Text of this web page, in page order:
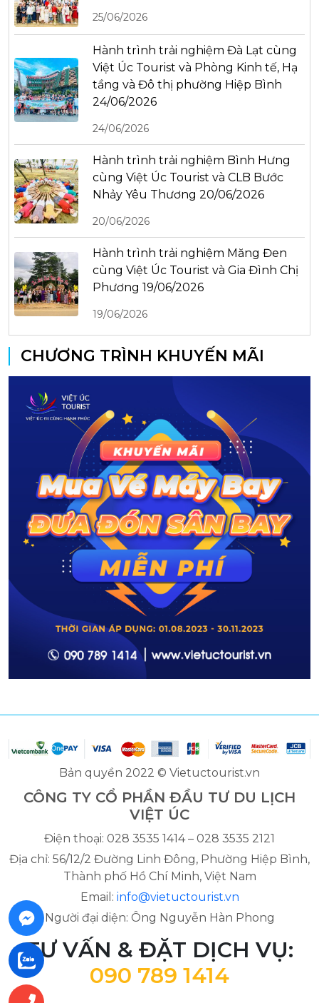
25/06/2026
Hành trình trải nghiệm Đà Lạt cùng
Việt Úc Tourist và Phòng Kinh tế, Hạ
tầng và Đô thị phường Hiệp Bình
24/06/2026
24/06/2026
Hành trình trải nghiệm Bình Hưng
cùng Việt Úc Tourist và CLB Bước
Nhảy Yêu Thương 20/06/2026
20/06/2026
Hành trình trải nghiệm Măng Đen
cùng Việt Úc Tourist và Gia Đình Chị
Phương 19/06/2026
19/06/2026
CHƯƠNG TRÌNH KHUYẾN MÃI
Bản quyền 2022 © Vietuctourist.vn
CÔNG TY CỔ PHẦN ĐẦU TƯ DU LỊCH
VIỆT ÚC
Điện thoại: 028 3535 1414 – 028 3535 2121
Địa chỉ: 56/12/2 Đường Linh Đông, Phường Hiệp Bình,
Thành phố Hồ Chí Minh, Việt Nam
Email: info@vietuctourist.vn
Người đại diện: Ông Nguyễn Hàn Phong
TƯ VẤN & ĐẶT DỊCH VỤ:
090 789 1414